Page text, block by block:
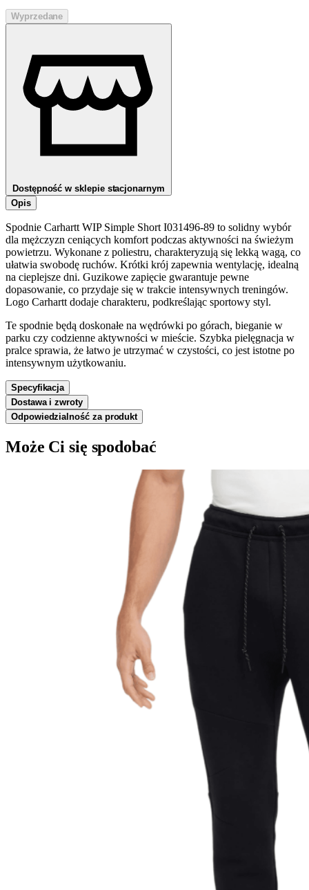
Wyprzedane
Dostępność w sklepie stacjonarnym
Opis
Spodnie Carhartt WIP Simple Short I031496-89 to solidny wybór
dla mężczyzn ceniących komfort podczas aktywności na świeżym
powietrzu. Wykonane z poliestru, charakteryzują się lekką wagą, co
ułatwia swobodę ruchów. Krótki krój zapewnia wentylację, idealną
na cieplejsze dni. Guzikowe zapięcie gwarantuje pewne
dopasowanie, co przydaje się w trakcie intensywnych treningów.
Logo Carhartt dodaje charakteru, podkreślając sportowy styl.
Te spodnie będą doskonałe na wędrówki po górach, bieganie w
parku czy codzienne aktywności w mieście. Szybka pielęgnacja w
pralce sprawia, że łatwo je utrzymać w czystości, co jest istotne po
intensywnym użytkowaniu.
Specyfikacja
Dostawa i zwroty
Odpowiedzialność za produkt
Może Ci się spodobać